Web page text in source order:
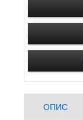
ОПИС